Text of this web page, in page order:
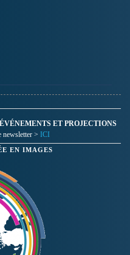
ET PROJECTIONS
newsletter > ICI
EN IMAGES